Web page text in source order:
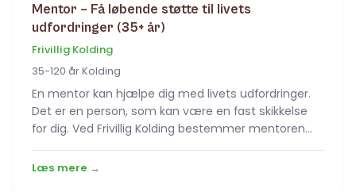
Mentor – Få løbende støtte til livets
udfordringer (35+ år)
Frivillig Kolding
35-120 år Kolding
En mentor kan hjælpe dig med livets udfordringer.
Det er en person, som kan være en fast skikkelse
for dig. Ved Frivillig Kolding bestemmer mentoren…
Læs mere →